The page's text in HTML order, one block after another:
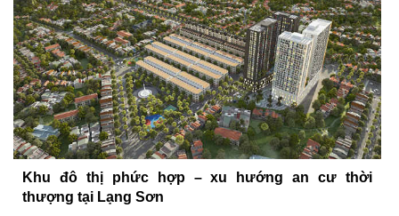
Khu đô thị phức hợp – xu hướng an cư thời
thượng tại Lạng Sơn